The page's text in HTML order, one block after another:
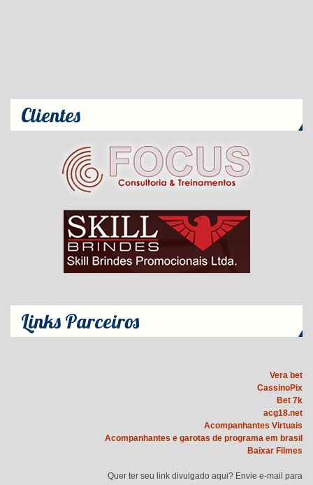
Clientes
Links Parceiros
Vera bet
CassinoPix
Bet 7k
acg18.net
Acompanhantes Virtuais
Acompanhantes e garotas de programa em brasil
Baixar Filmes
Quer ter seu link divulgado aqui? Envie e-mail para